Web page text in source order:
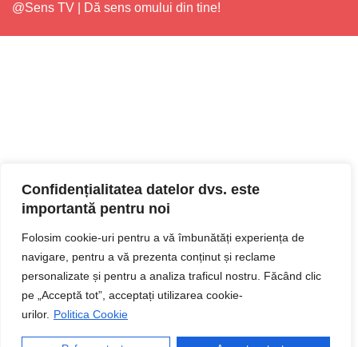
Confidențialitatea datelor dvs. este
importantă pentru noi
Folosim cookie-uri pentru a vă îmbunătăți experiența de
navigare, pentru a vă prezenta conținut și reclame
personalizate și pentru a analiza traficul nostru. Făcând clic
pe „Acceptă tot”, acceptați utilizarea cookie-
urilor. Politica Cookie
@Sens TV | Dă sens omului din tine!